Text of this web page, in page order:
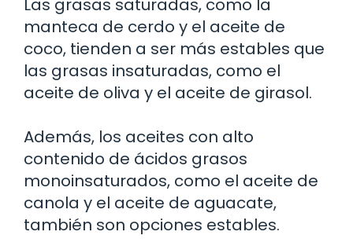
manteca de cerdo y el aceite de
coco, tienden a ser más estables que
las grasas insaturadas, como el
aceite de oliva y el aceite de girasol.
Además, los aceites con alto
contenido de ácidos grasos
monoinsaturados, como el aceite de
canola y el aceite de aguacate,
también son opciones estables.